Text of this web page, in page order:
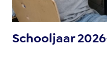
Schooljaar